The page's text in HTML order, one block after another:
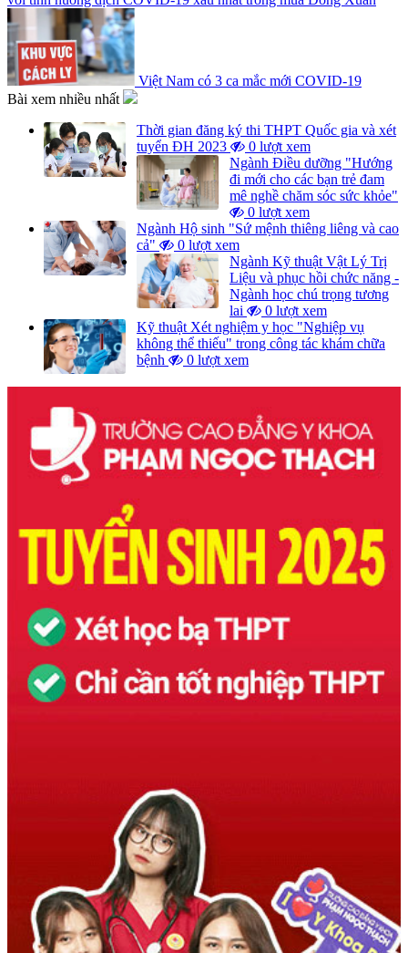
Việt Nam có 3 ca mắc mới COVID-19
Bài xem nhiều nhất
Thời gian đăng ký thi THPT Quốc gia và xét
tuyển ĐH 2023
0 lượt xem
Ngành Điều dưỡng "Hướng
đi mới cho các bạn trẻ đam
mê nghề chăm sóc sức khỏe"
0 lượt xem
Ngành Hộ sinh "Sứ mệnh thiêng liêng và cao
cả"
0 lượt xem
Ngành Kỹ thuật Vật Lý Trị
Liệu và phục hồi chức năng -
Ngành học chú trọng tương
lai
0 lượt xem
Kỹ thuật Xét nghiệm y học "Nghiệp vụ
không thể thiếu" trong công tác khám chữa
bệnh
0 lượt xem